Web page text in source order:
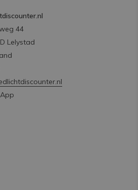
44
Lelystad